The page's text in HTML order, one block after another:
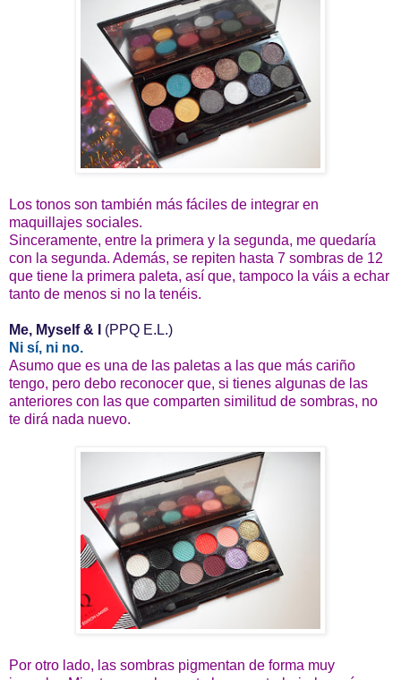
Los tonos son también más fáciles de integrar en
maquillajes sociales.
Sinceramente, entre la primera y la segunda, me quedaría
con la segunda. Además, se repiten hasta 7 sombras de 12
que tiene la primera paleta, así que, tampoco la váis a echar
tanto de menos si no la tenéis.
Me, Myself & I
(PPQ E.L.)
Ni sí, ni no.
Asumo que es una de las paletas a las que más cariño
tengo, pero debo reconocer que, si tienes algunas de las
anteriores con las que comparten similitud de sombras, no
te dirá nada nuevo.
Por otro lado, las sombras pigmentan de forma muy